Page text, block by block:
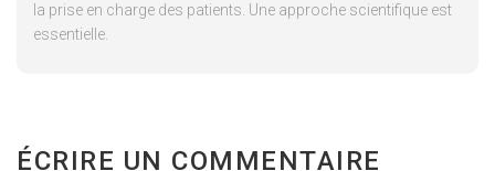
la prise en charge des patients. Une approche scientifique est
essentielle.
ÉCRIRE UN COMMENTAIRE